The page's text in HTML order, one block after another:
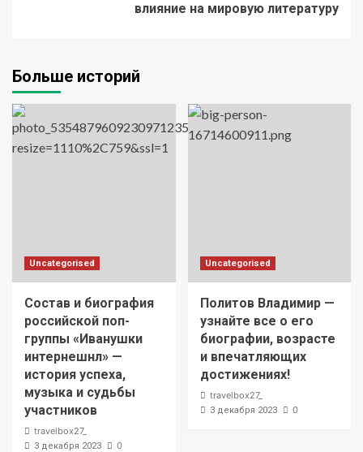
влияние на мировую литературу
Больше историй
Uncategorised
Состав и биография
российской поп-
группы «Иванушки
интернешнл» —
история успеха,
музыка и судьбы
участников
travelbox27_
3 декабря 2023 0
Uncategorised
Политов Владимир —
узнайте все о его
биографии, возрасте
и впечатляющих
достижениях!
travelbox27_
3 декабря 2023 0